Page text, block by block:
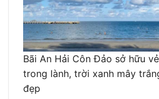
Bãi An Hải Côn Đảo sở hữu
trong lành, trời xanh mây
đẹp